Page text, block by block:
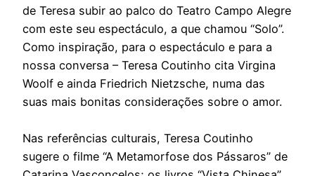
de Teresa subir ao palco do Teatro Campo Alegre
com este seu espectáculo, a que chamou “Solo”.
Como inspiração, para o espectáculo e para a
nossa conversa – Teresa Coutinho cita Virgina
Woolf e ainda Friedrich Nietzsche, numa das
suas mais bonitas considerações sobre o amor.
Nas referências culturais, Teresa Coutinho
sugere o filme “A Metamorfose dos Pássaros” de